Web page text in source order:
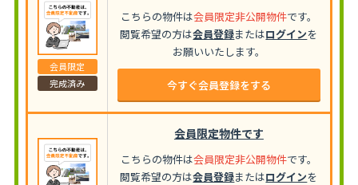
会員限定
完成済み
こちらの物件は会員限定非公開物件です。
閲覧希望の方は会員登録またはログインを
お願いいたします。
今すぐ会員登録をする
会員限定物件です
こちらの物件は会員限定非公開物件です。
閲覧希望の方は会員登録またはログインを